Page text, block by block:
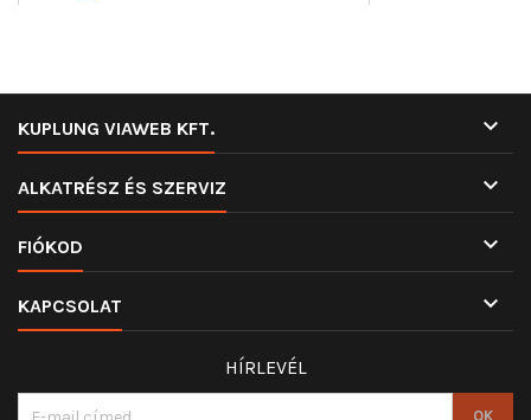
KUPLUNG VIAWEB KFT. 
ALKATRÉSZ ÉS SZERVIZ 
FIÓKOD 
KAPCSOLAT 
HÍRLEVÉL